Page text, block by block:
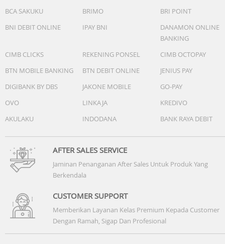
BCA SAKUKU
BRIMO
BRI POINT
BNI DEBIT ONLINE
IPAY BNI
DANAMON ONLINE
BANKING
CIMB CLICKS
REKENING PONSEL
CIMB OCTOPAY
BTN MOBILE BANKING
BTN DEBIT ONLINE
JENIUS PAY
DIGIBANK BY DBS
JAKONE MOBILE
GO-PAY
OVO
LINKAJA
KREDIVO
AKULAKU
INDODANA BANK RAYA DEBIT
AFTER SALES SERVICE
Jaminan Penanganan After Sales Untuk Produk Yang
Berkendala
CUSTOMER SUPPORT
Memberikan Layanan Kelas Premium Kepada Customer
Dengan Ramah, Sigap Dan Profesional